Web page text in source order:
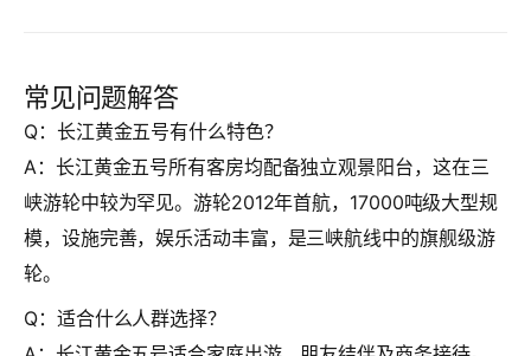
常见问题解答
Q：长江黄金五号有什么特色？
A：长江黄金五号所有客房均配备独立观景阳台，这在三
峡游轮中较为罕见。游轮2012年首航，17000吨级大型规
模，设施完善，娱乐活动丰富，是三峡航线中的旗舰级游
轮。
Q：适合什么人群选择？